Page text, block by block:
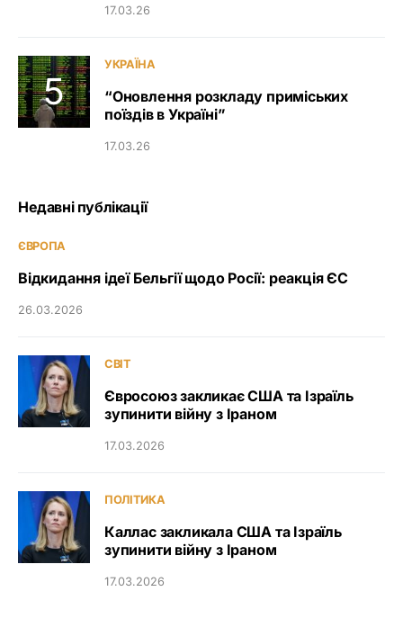
17.03.26
УКРАЇНА
“Оновлення розкладу приміських
поїздів в Україні”
17.03.26
Недавні публікації
ЄВРОПА
Відкидання ідеї Бельгії щодо Росії: реакція ЄС
26.03.2026
СВІТ
Євросоюз закликає США та Ізраїль
зупинити війну з Іраном
17.03.2026
ПОЛІТИКА
Каллас закликала США та Ізраїль
зупинити війну з Іраном
17.03.2026